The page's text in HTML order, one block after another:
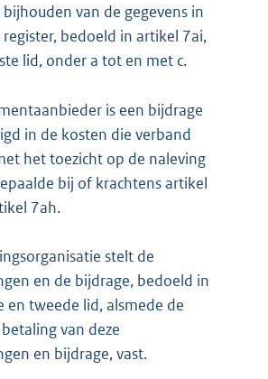
van de gegevens in
register, bedoeld in artikel 7ai,
lid, onder a tot en met c.
is een bijdrage
in de kosten die verband
het toezicht op de naleving
bij of krachtens artikel
7ah.
stelt de
en de bijdrage, bedoeld in
en tweede lid, alsmede de
van deze
en bijdrage, vast.